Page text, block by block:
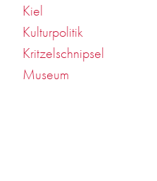
Kiel
Kulturpolitik
Kritzelschnipsel
Museum